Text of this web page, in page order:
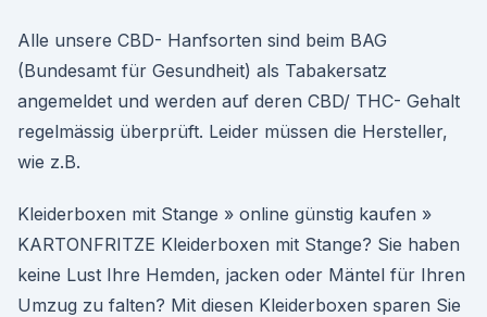
Alle unsere CBD- Hanfsorten sind beim BAG
(Bundesamt für Gesundheit) als Tabakersatz
angemeldet und werden auf deren CBD/ THC- Gehalt
regelmässig überprüft. Leider müssen die Hersteller,
wie z.B.
Kleiderboxen mit Stange » online günstig kaufen »
KARTONFRITZE Kleiderboxen mit Stange? Sie haben
keine Lust Ihre Hemden, jacken oder Mäntel für Ihren
Umzug zu falten? Mit diesen Kleiderboxen sparen Sie